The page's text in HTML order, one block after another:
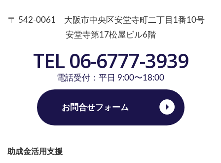
〒 542-0061 大阪市中央区安堂寺町二丁目1番10号
安堂寺第17松屋ビル6階
TEL 06-6777-3939
電話受付：平日 9:00〜18:00
お問合せフォーム
助成金活用支援